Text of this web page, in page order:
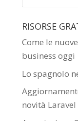
RISORSE
Come le
business oggi
Lo spagnolo
novità Laravel